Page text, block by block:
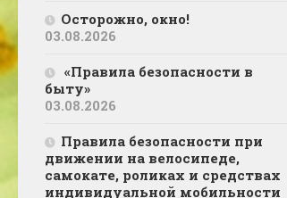
Осторожно, окно!
03.08.2026
«Правила безопасности в
быту»
03.08.2026
Правила безопасности при
движении на велосипеде,
самокате, роликах и средствах
индивидуальной мобильности